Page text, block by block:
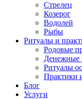
Стрелец
Козерог
Водолей
Рыбы
Ритуалы и
Родовые
Денежные
Ритуалы
Практики
Блог
Услуги